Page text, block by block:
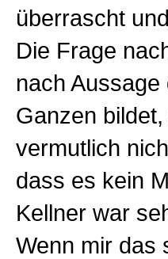
überrascht
Die Frage
nach
Ganzen
vermutlich
dass es kein
Kellner war
Wenn mir das